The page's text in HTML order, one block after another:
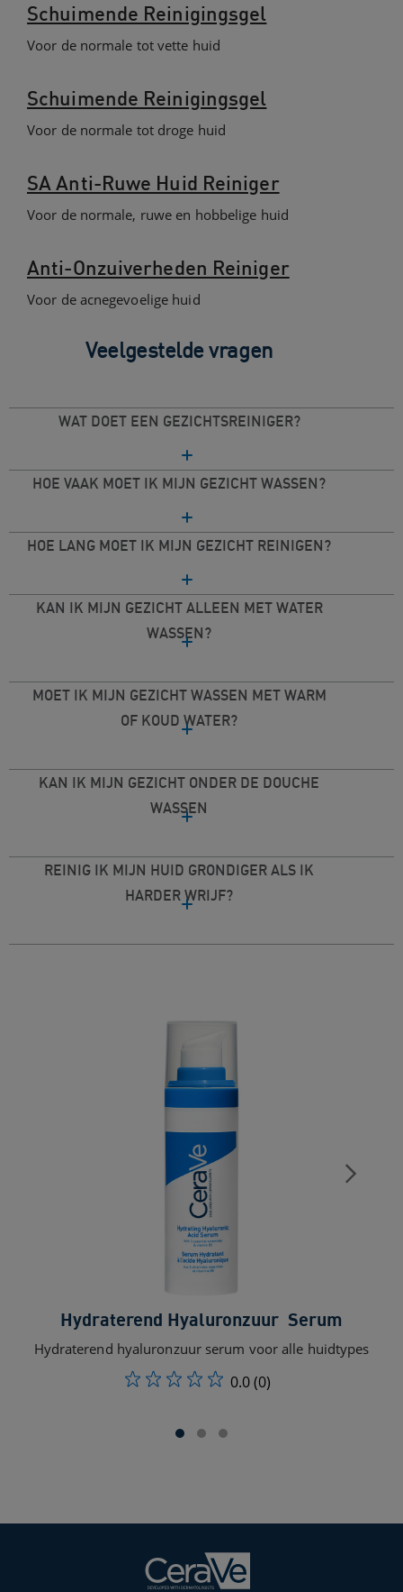
Schuimende Reinigingsgel
Voor de normale tot vette huid
Schuimende Reinigingsgel
Voor de normale tot droge huid
SA Anti-Ruwe Huid Reiniger
Voor de normale, ruwe en hobbelige huid
Anti-Onzuiverheden Reiniger
Voor de acnegevoelige huid
Veelgestelde vragen
WAT DOET EEN GEZICHTSREINIGER?
HOE VAAK MOET IK MIJN GEZICHT WASSEN?
HOE LANG MOET IK MIJN GEZICHT REINIGEN?
KAN IK MIJN GEZICHT ALLEEN MET WATER
WASSEN?
MOET IK MIJN GEZICHT WASSEN MET WARM
OF KOUD WATER?
KAN IK MIJN GEZICHT ONDER DE DOUCHE
WASSEN
REINIG IK MIJN HUID GRONDIGER ALS IK
HARDER WRIJF?
Hydraterend Hyaluronzuur ​ Serum​
Hydraterend hyaluronzuur serum voor alle huidtypes
0.0(0)